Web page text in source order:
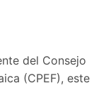
del Consejo
(CPEF), este